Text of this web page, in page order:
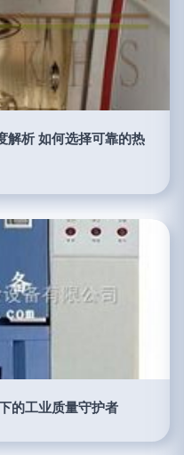
解析 如何选择可靠的热
的工业质量守护者